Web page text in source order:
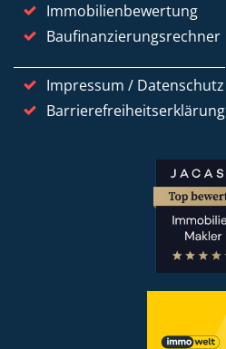
Immobilienbewertung
Baufinanzierungsrechner
Impressum / Datenschutz
Barrierefreiheitserklärung